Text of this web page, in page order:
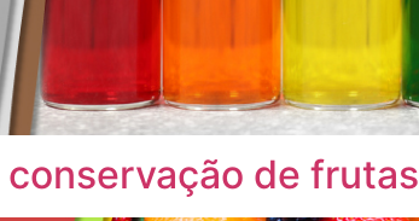
de frutas